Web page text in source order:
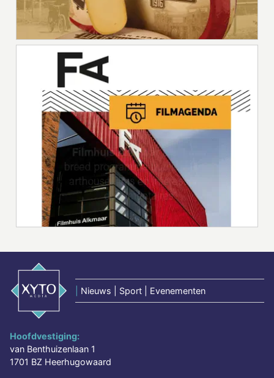
Nieuws | Sport | Evenementen
Hoofdvestiging:
van Benthuizenlaan 1
1701 BZ Heerhugowaard